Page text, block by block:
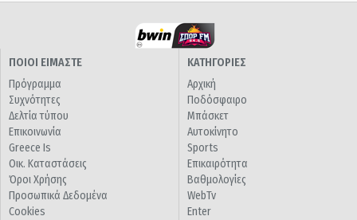
ΠΟΙΟΙ ΕΙΜΑΣΤΕ
Πρόγραμμα
Συχνότητες
Δελτία τύπου
Επικοινωνία
Greece Is
Οικ. Καταστάσεις
Όροι Χρήσης
Προσωπικά Δεδομένα
Cookies
ΚΑΤΗΓΟΡΙΕΣ
Αρχική
Ποδόσφαιρο
Μπάσκετ
Αυτοκίνητο
Sports
Επικαιρότητα
Βαθμολογίες
WebTv
Enter